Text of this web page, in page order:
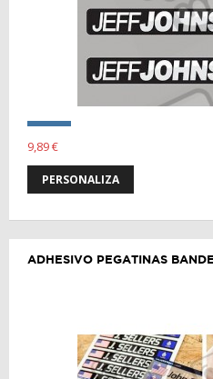
9,89 €
PERSONALIZA
ADHESIVO PEGATINAS